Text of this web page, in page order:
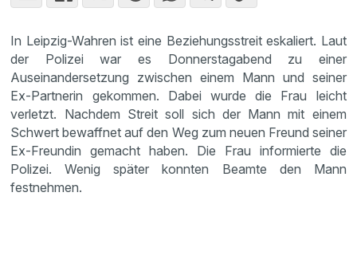
In Leipzig-Wahren ist eine Beziehungsstreit eskaliert. Laut
der Polizei war es Donnerstagabend zu einer
Auseinandersetzung zwischen einem Mann und seiner
Ex-Partnerin gekommen. Dabei wurde die Frau leicht
verletzt. Nachdem Streit soll sich der Mann mit einem
Schwert bewaffnet auf den Weg zum neuen Freund seiner
Ex-Freundin gemacht haben. Die Frau informierte die
Polizei. Wenig später konnten Beamte den Mann
festnehmen.